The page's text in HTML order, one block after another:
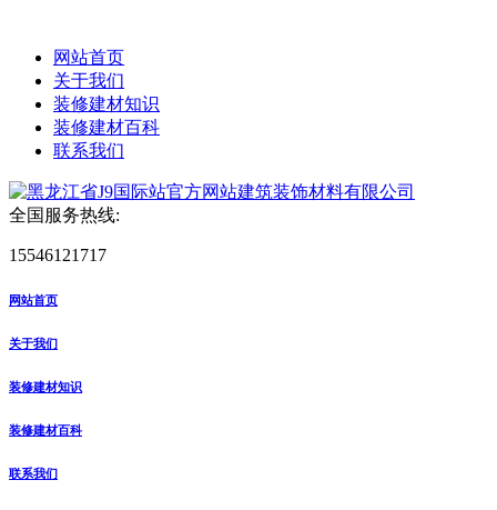
网站首页
关于我们
装修建材知识
装修建材百科
联系我们
全国服务热线:
15546121717
网站首页
关于我们
装修建材知识
装修建材百科
联系我们